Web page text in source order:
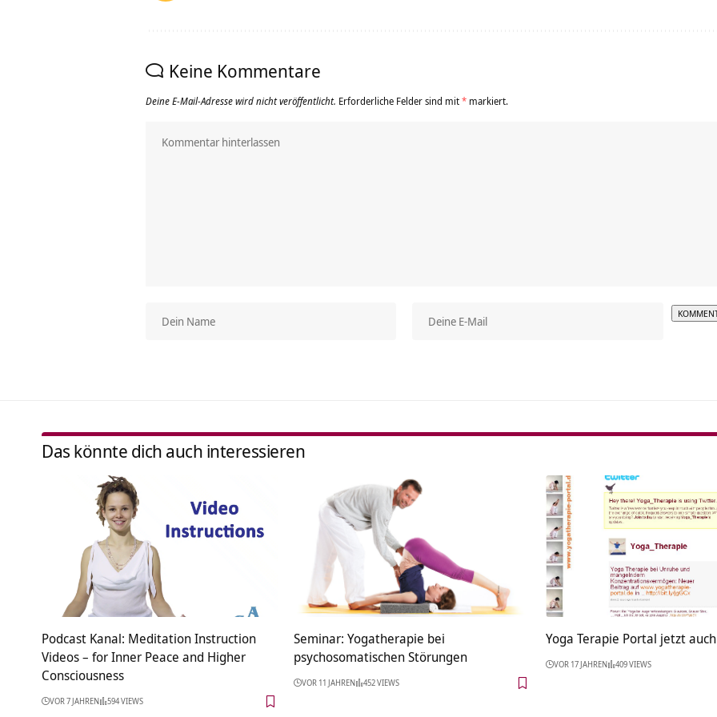
Keine Kommentare
Deine E-Mail-Adresse wird nicht veröffentlicht. Erforderliche Felder sind mit* markiert.
Das könnte dich auch interessieren
Podcast Kanal: Meditation Instruction
Videos – for Inner Peace and Higher
Consciousness
VOR 7 JAHREN 594 VIEWS
Seminar: Yogatherapie bei
psychosomatischen Störungen
VOR 11 JAHREN 452 VIEWS
Yoga Terapie Portal jetzt
VOR 17 JAHREN 409 VIEWS